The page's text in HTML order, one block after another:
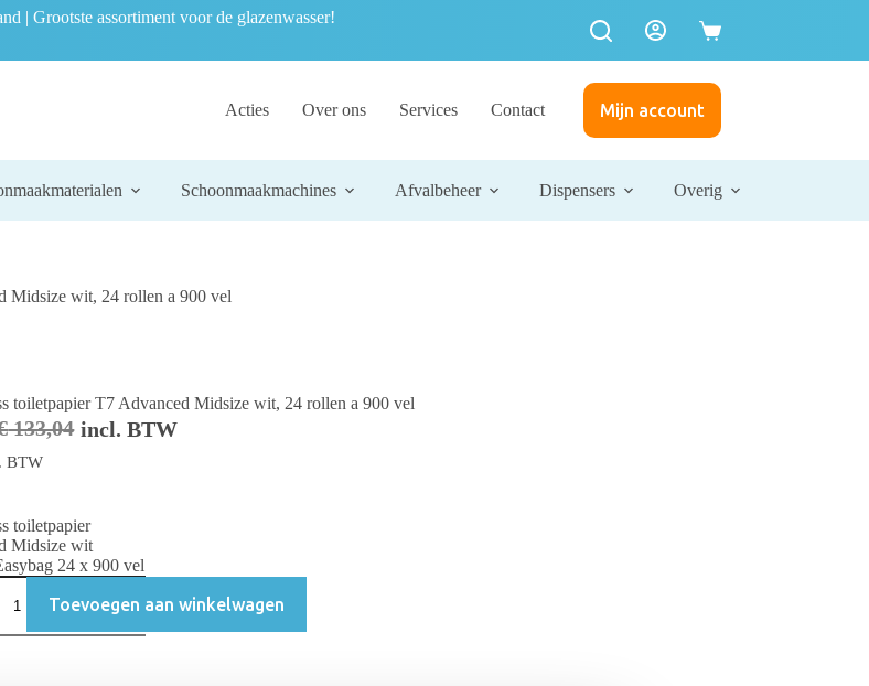
| Grootste assortiment voor de glazenwasser!
Acties Over ons Services Contact Mijn account
Schoonmaakmachines Afvalbeheer Dispensers Overig
Midsize wit, 24 rollen a 900 vel
toiletpapier T7 Advanced Midsize wit, 24 rollen a 900 vel
133,04 incl. BTW
BTW
toiletpapier
Midsize wit
24 x 900 vel
Toevoegen aan winkelwagen